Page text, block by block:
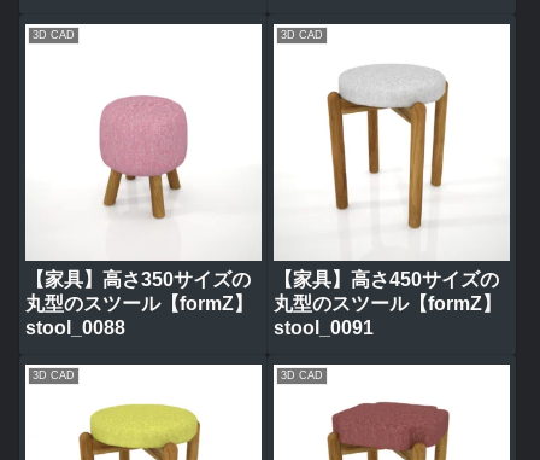
3D CAD
【家具】高さ350サイズの
丸型のスツール【formZ】
stool_0088
3D CAD
【家具】高さ450サイズの
丸型のスツール【formZ】
stool_0091
3D CAD 3D CAD